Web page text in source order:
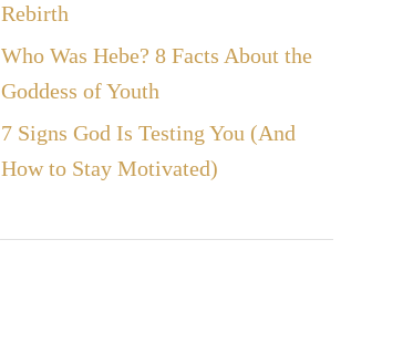
Rebirth
Who Was Hebe? 8 Facts About the
Goddess of Youth
7 Signs God Is Testing You (And
How to Stay Motivated)